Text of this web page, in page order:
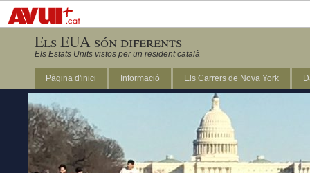
Els EUA són diferents
Els Estats Units vistos per un resident català
Pàgina d'inici Informació Els Carrers de Nova York